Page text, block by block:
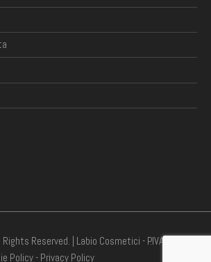
Reserved. | Labio Cosmetici - P.IVA
Policy- Privacy Policy